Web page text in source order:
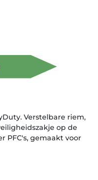
Verstelbare riem,
op de
PFC's, gemaakt voor